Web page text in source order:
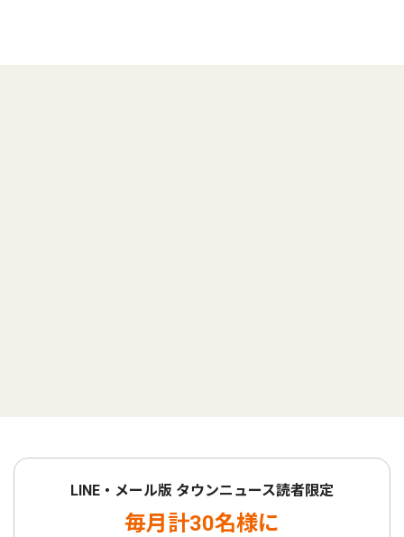
LINE・メール版 タウンニュース読者限定
毎月計30名様に